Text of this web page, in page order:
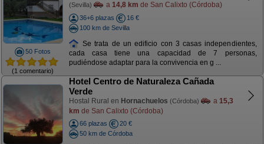
50 Fotos
(1 comentario)
(Sevilla) a 14,8 km de San Calixto (Córdoba)
36+6 plazas
16 €
100 km de Sevilla
Se trata de un edificio con 3 casas independientes,
cada casa tiene una capacidad de 7 personas,
pudiéndose adaptar para la convivencia en g ...
Hotel Centro de Naturaleza Cañada
Verde
Hostal Rural en Hornachuelos (Córdoba) a 15,3
km de San Calixto (Córdoba)
66 plazas
20 €
50 km de Córdoba